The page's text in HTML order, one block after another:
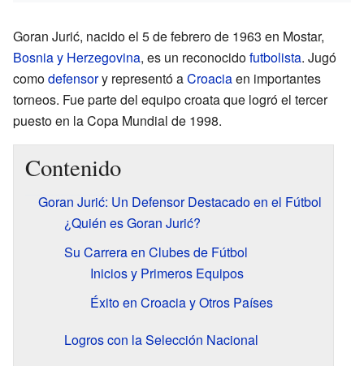
Goran Jurić, nacido el 5 de febrero de 1963 en Mostar,
Bosnia y Herzegovina, es un reconocidofutbolista. Jugó
comodefensory representó aCroaciaen importantes
torneos. Fue parte del equipo croata que logró el tercer
puesto en la Copa Mundial de 1998.
Contenido
Goran Jurić: Un Defensor Destacado en el Fútbol
¿Quién es Goran Jurić?
Su Carrera en Clubes de Fútbol
Inicios y Primeros Equipos
Éxito en Croacia y Otros Países
Logros con la Selección Nacional